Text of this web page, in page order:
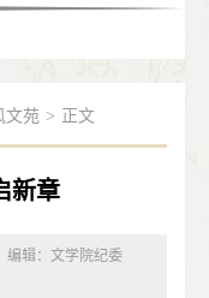
文苑 > 正文
新章
编辑：文学院纪委